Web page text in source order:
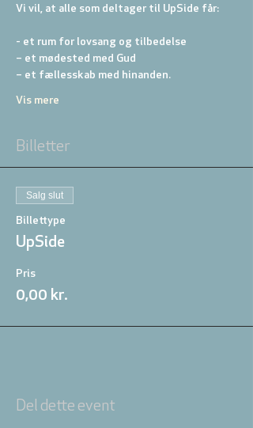
Vi vil, at alle som deltager til UpSide får:
- et rum for lovsang og tilbedelse
– et mødested med Gud
– et fællesskab med hinanden.
Vis mere
Billetter
Salg slut
Billettype
UpSide
Pris
0,00 kr.
Del dette event